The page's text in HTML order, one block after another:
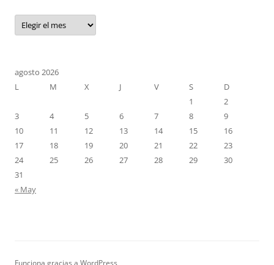
Archivo
agosto 2026
L
M X J V S
D
1
2
3
4 5 6 7 8
9
10
11 12 13 14 15
16
17
18 19 20 21 22
23
24
25 26 27 28 29
30
31
« May
Funciona gracias a WordPress